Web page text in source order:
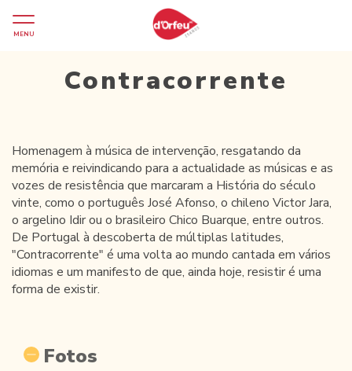
MENU
Contracorrente
Homenagem à música de intervenção, resgatando da
memória e reivindicando para a actualidade as músicas e as
vozes de resistência que marcaram a História do século
vinte, como o português José Afonso, o chileno Victor Jara,
o argelino Idir ou o brasileiro Chico Buarque, entre outros.
De Portugal à descoberta de múltiplas latitudes,
"Contracorrente" é uma volta ao mundo cantada em vários
idiomas e um manifesto de que, ainda hoje, resistir é uma
forma de existir.
Fotos